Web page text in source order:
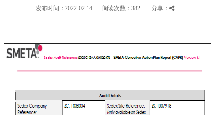
发布时间：2022-02-14 阅读次数： 382 分享：